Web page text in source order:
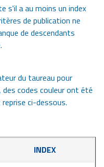
s'il a au moins un index
de publication ne
de descendants
du taureau pour
codes couleur ont été
ci-dessous.
INDEX